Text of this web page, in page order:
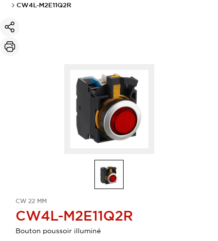
CW4L-M2E11Q2R
CW 22 MM
CW4L-M2E11Q2R
Bouton poussoir illuminé